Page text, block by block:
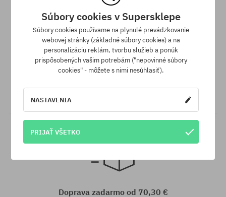
Vernostný program SuperClub
SuperClub je náš vernostný program, vďaka ktorému za nákupy
Doprava zadarmo od 70,30 €
Súbory cookies v Supersklepe
Súbory cookies používame na plynulé prevádzkovanie
webovej stránky (základné súbory cookies) a na
personalizáciu reklám, tvorbu služieb a ponúk
prispôsobených vašim potrebám ("nepovinné súbory
cookies" - môžete s nimi nesúhlasiť).
NASTAVENIA
PRIJAŤ VŠETKO